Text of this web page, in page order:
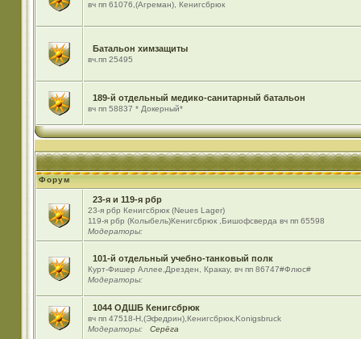
вч пп 61076,(Агреман), Кенигсбрюк
Батальон химзащиты
вч.пп 25495
189-й отдельный медико-санитарный батальон
вч пп 58837 * Докерный*
Форум
23-я и 119-я рбр
23-я рбр Кенигсбрюк (Neues Lager)
119-я рбр (Колыбель)Кенигсбрюк ,Бишофсверда вч пп 65598
Модераторы:
101-й отдельный учебно-танковый полк
Курт-Фишер Аллее,Дрезден, Кракау, вч пп 86747#Флюс#
Модераторы:
1044 ОДШБ Кенигсбрюк
вч пп 47518-Н,(Эфедрин),Кенигсбрюк,Konigsbruck
Модераторы:
Серёга